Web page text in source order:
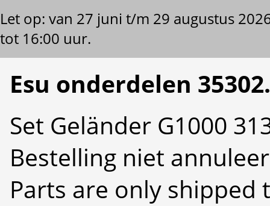
Let op: van 27 juni t/m 29 augustus
tot 16:00 uur.
Esu onderdelen
Set Geländer G1000
Bestelling niet
Parts are only shipped